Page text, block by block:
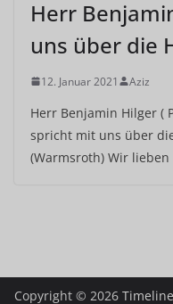
Herr
uns über die
12. Januar 2021 Aziz
Herr Benjamin Hilger (
spricht mit uns über
(Warmsroth) Wir lieben
Copyright © 2026